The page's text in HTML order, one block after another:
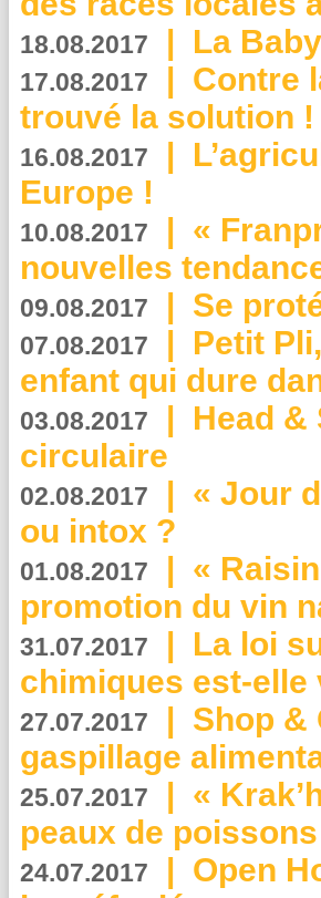
18.08.2017 | La
17.08.2017 | Contre
trouvé la solution !
16.08.2017 |
Europe !
10.08.2017 | «
nouvelles
09.08.2017 | Se
07.08.2017 | Petit
enfant qui dure
03.08.2017 | Head
circulaire
02.08.2017 | « Jour
ou intox ?
01.08.2017 | «
promotion du vin
31.07.2017 | La loi
chimiques est-elle
27.07.2017 | Shop &
gaspillage
25.07.2017 | «
peaux de
24.07.2017 | Open